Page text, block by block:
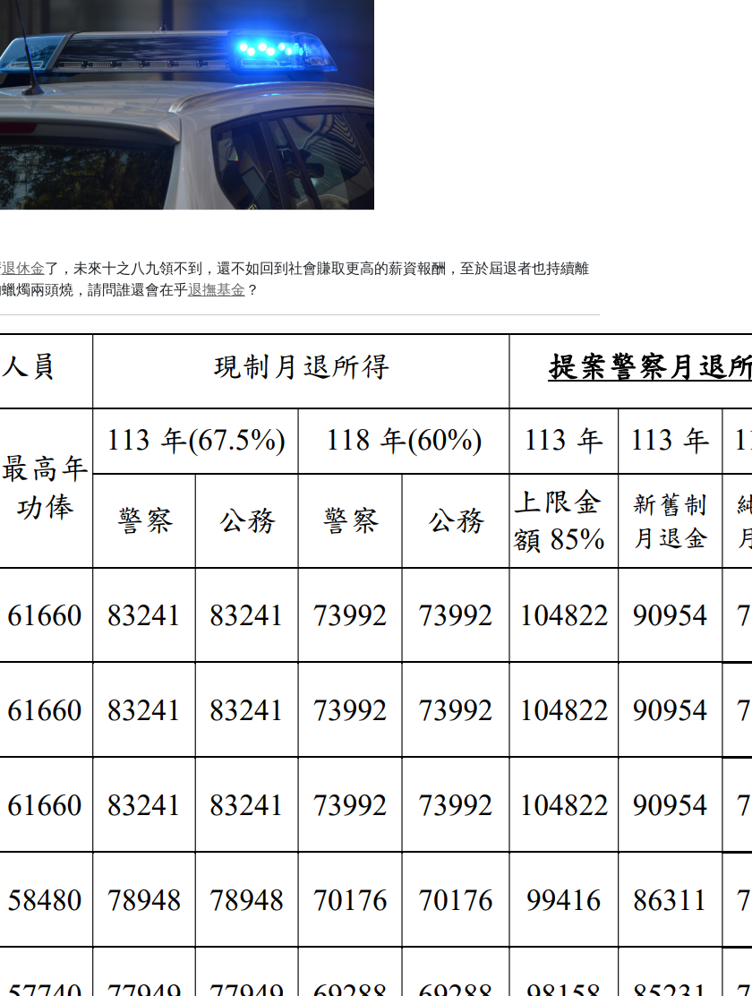
退休金了，未來十之八九領不到，還不如回到社會賺取更高的薪資報酬，至於屆退者也持續離
燭兩頭燒，請問誰還會在乎退撫基金 ？